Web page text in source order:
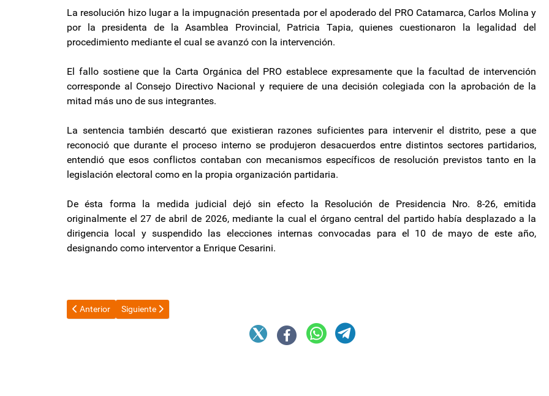
La resolución hizo lugar a la impugnación presentada por el apoderado del PRO Catamarca, Carlos Molina y
por la presidenta de la Asamblea Provincial, Patricia Tapia, quienes cuestionaron la legalidad del
procedimiento mediante el cual se avanzó con la intervención.
El fallo sostiene que la Carta Orgánica del PRO establece expresamente que la facultad de intervención
corresponde al Consejo Directivo Nacional y requiere de una decisión colegiada con la aprobación de la
mitad más uno de sus integrantes.
La sentencia también descartó que existieran razones suficientes para intervenir el distrito, pese a que
reconoció que durante el proceso interno se produjeron desacuerdos entre distintos sectores partidarios,
entendió que esos conflictos contaban con mecanismos específicos de resolución previstos tanto en la
legislación electoral como en la propia organización partidaria.
De ésta forma la medida judicial dejó sin efecto la Resolución de Presidencia Nro. 8-26, emitida
originalmente el 27 de abril de 2026, mediante la cual el órgano central del partido había desplazado a la
dirigencia local y suspendido las elecciones internas convocadas para el 10 de mayo de este año,
designando como interventor a Enrique Cesarini.
Artículo anterior: Avanza la obra de urbanización en el barrio 140 Viviendas
Anterior Artículo siguiente: Catamarca y Posco Argentina implementarán un sistema de monitoreo para viajes hacia la
Siguiente